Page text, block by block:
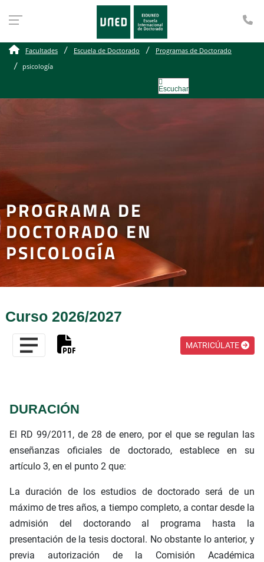
Facultades Escuela de Doctorado
Programas de Doctorado
psicología
Escuchar
PROGRAMA DE
DOCTORADO EN
PSICOLOGÍA
Curso 2026/2027
MATRICÚLATE
DURACIÓN
El RD 99/2011, de 28 de enero, por el que se regulan las
enseñanzas oficiales de doctorado, establece en su
artículo 3, en el punto 2 que:
La duración de los estudios de doctorado será de un
máximo de tres años, a tiempo completo, a contar desde la
admisión del doctorando al programa hasta la
presentación de la tesis doctoral. No obstante lo anterior, y
previa autorización de la Comisión Académica